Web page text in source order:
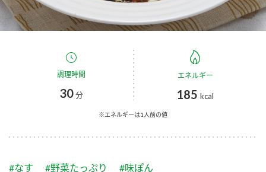
つゆ たれ
スープ 中華
ふりかけ
くらしプラ酢
お酢ドリンク
つゆ
国内事業概要
企業理念
ミツカンの歴史
ミツカンを知る
環境への取り組み
調理時間
30分
エネルギー
185 kcal
※エネルギーは1人前の値
#なす #野菜たっぷり #味ぽん